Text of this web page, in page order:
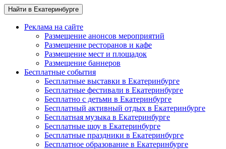
Найти в Екатеринбурге
Реклама на сайте
Размещение анонсов мероприятий
Размещение ресторанов и кафе
Размещение мест и площадок
Размещение баннеров
Бесплатные события
Бесплатные выставки в Екатеринбурге
Бесплатные фестивали в Екатеринбурге
Бесплатно с детьми в Екатеринбурге
Бесплатный активный отдых в Екатеринбурге
Бесплатная музыка в Екатеринбурге
Бесплатные шоу в Екатеринбурге
Бесплатные праздники в Екатеринбурге
Бесплатное образование в Екатеринбурге